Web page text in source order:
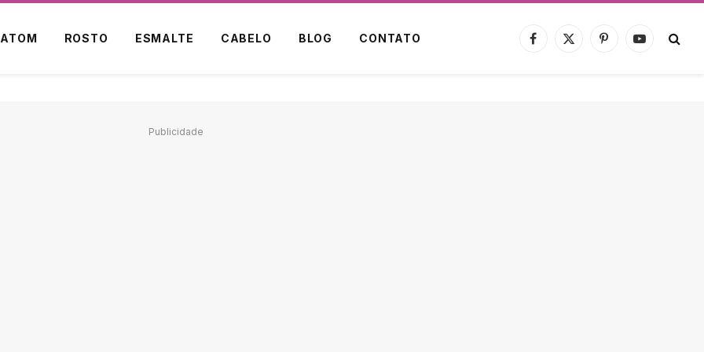
ROSTO ESMALTE CABELO BLOG CONTATO
Facebook
X
PinterestYouTube
Publicidade